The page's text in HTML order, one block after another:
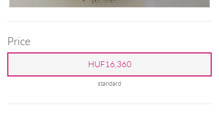
Price
HUF16,360
standard